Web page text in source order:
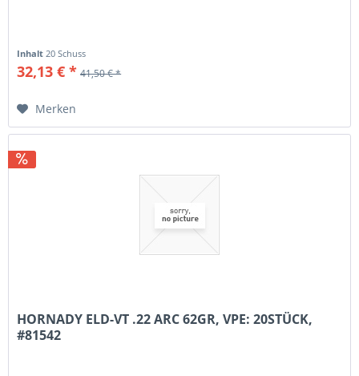
Inhalt 20 Schuss
32,13 € * 41,50 € *
Merken
HORNADY ELD-VT .22 ARC 62GR, VPE: 20STÜCK,
#81542